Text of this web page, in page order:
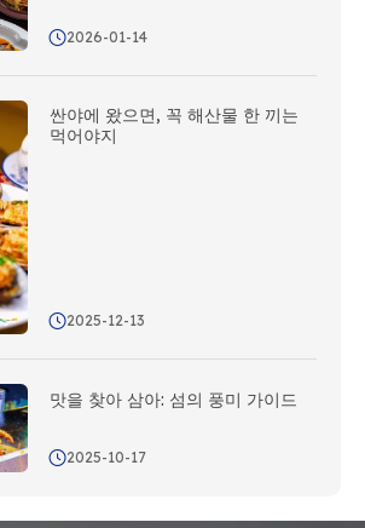
2026-01-14
싼야에 왔으면, 꼭 해산물 한 끼는
먹어야지
2025-12-13
맛을 찾아 삼아: 섬의 풍미 가이드
2025-10-17